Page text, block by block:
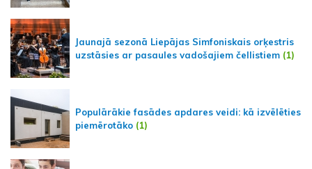
Jaunajā sezonā Liepājas Simfoniskais orķestris
uzstāsies ar pasaules vadošajiem čellistiem (1)
Populārākie fasādes apdares veidi: kā izvēlēties
piemērotāko (1)